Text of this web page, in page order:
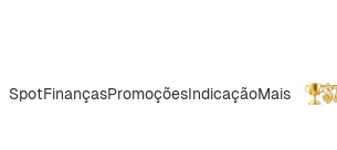
SpotFinançasPromoçõesIndicaçãoMais